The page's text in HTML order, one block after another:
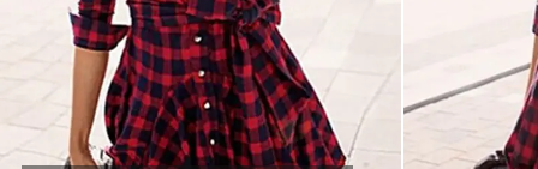
MODA PLAŻOWA
BLUZKI